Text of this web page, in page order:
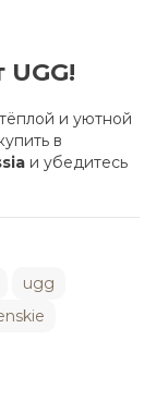
и уютной
в
и убедитесь
ugg